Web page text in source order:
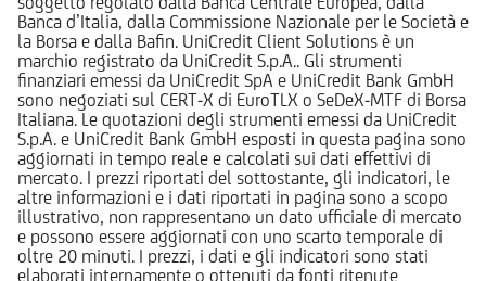
Banca d’Italia, dalla Commissione Nazionale per le Società e
la Borsa e dalla Bafin. UniCredit Client Solutions è un
marchio registrato da UniCredit S.p.A.. Gli strumenti
finanziari emessi da UniCredit SpA e UniCredit Bank GmbH
sono negoziati sul CERT-X di EuroTLX o SeDeX-MTF di Borsa
Italiana. Le quotazioni degli strumenti emessi da UniCredit
S.p.A. e UniCredit Bank GmbH esposti in questa pagina sono
aggiornati in tempo reale e calcolati sui dati effettivi di
mercato. I prezzi riportati del sottostante, gli indicatori, le
altre informazioni e i dati riportati in pagina sono a scopo
illustrativo, non rappresentano un dato ufficiale di mercato
e possono essere aggiornati con uno scarto temporale di
oltre 20 minuti. I prezzi, i dati e gli indicatori sono stati
elaborati internamente o ottenuti da fonti ritenute